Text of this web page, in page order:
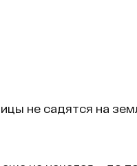
не садятся на